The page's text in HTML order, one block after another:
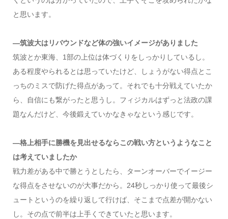
と思います。
―筑波大はリバウンドなど体の強いイメージがありました
筑波とか東海、1部の上位は体づくりをしっかりしているし。
ある程度やられるとは思っていたけど、しょうがない得点とこ
っちのミスで防げた得点があって。それでも十分戦えていたか
ら、自信にも繋がったと思うし。フィジカルはずっと法政の課
題なんだけど、今後鍛えていかなきゃなという感じです。
―格上相手に勝機を見出せるならこの戦い方というようなこと
は考えていましたか
戦力差がある中で勝とうとしたら、ターンオーバーでイージー
な得点をさせないのが大事だから。24秒しっかり使って最後シ
ュートというのを繰り返して行けば、そこまで点差が開かない
し。その点で前半は上手くできていたと思います。